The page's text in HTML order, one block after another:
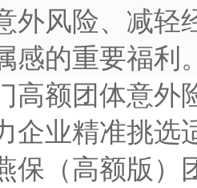
外风险、减轻
感的重要福利
高额团体意外
企业精准挑选
保（高额版）